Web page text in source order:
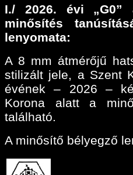
I./ 2026. évi „G0”
minősítés
lenyomata:
A 8 mm átmérőjű
stilizált jele, a Szent
évének – 2026 –
Korona alatt a
található.
A minősítő bélyegző